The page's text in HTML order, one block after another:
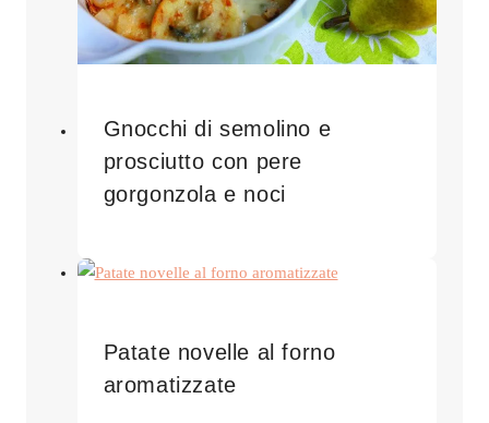
Gnocchi di semolino e
prosciutto con pere
gorgonzola e noci
Patate novelle al forno
aromatizzate